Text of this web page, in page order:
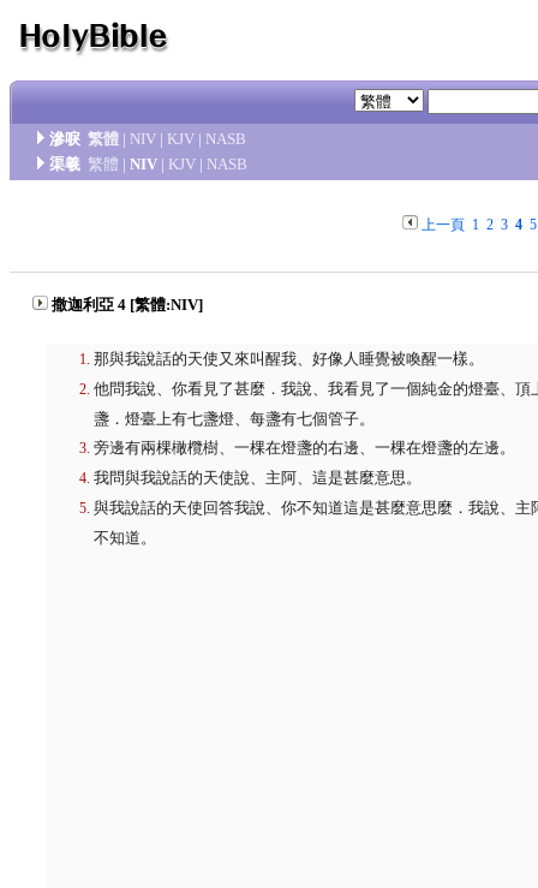
滲唳 繁體 | NIV | KJV | NASB
渠羲 繁體 | NIV | KJV | NASB
上一頁 1 2 3 4 5
撒迦利亞 4 [繁體:NIV]
那與我說話的天使又來叫醒我、好像人睡覺被喚醒一樣。
他問我說、你看見了甚麼．我說、我看見了一個純金的燈臺、頂
盞．燈臺上有七盞燈、每盞有七個管子。
旁邊有兩棵橄欖樹、一棵在燈盞的右邊、一棵在燈盞的左邊。
我問與我說話的天使說、主阿、這是甚麼意思。
與我說話的天使回答我說、你不知道這是甚麼意思麼．我說、主
不知道。